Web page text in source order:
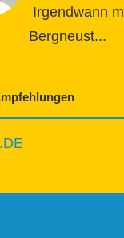
Irgendwann
Bergneust...